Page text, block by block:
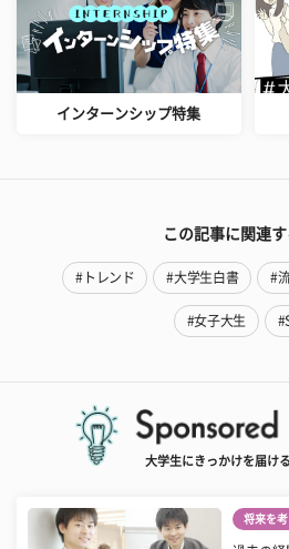
インターンシップ特集
この記事に関連
#トレンド #大学生白書 #
#女子大生
大学生にきっかけを届け
将来を考